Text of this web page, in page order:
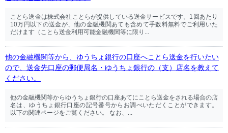
ことら送金は株式会社ことらが提供している送金サービスです。1回あたり
10万円以下の送金が、他の金融機関あても含めて手数料無料でご利用いた
だけます（ことら送金利用可能金融機関等に限り...
他の金融機関等から、ゆうちょ銀行の口座へことら送金を行いたい
ので、送金先口座の郵便局名・ゆうちょ銀行の（支）店名を教えて
ください。
他の金融機関等からゆうちょ銀行の口座あてにことら送金をされる場合の店
名は、ゆうちょ銀行口座の記号番号からお調べいただくことができます。
以下の関連ページをご覧ください。 なお、...